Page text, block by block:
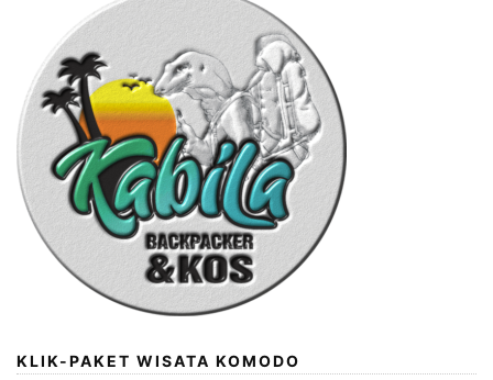
KLIK-PAKET WISATA KOMODO